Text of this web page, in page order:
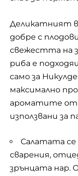
Деликатният
добре с
свежестта на
риба е
само за
максимално
ароматите от
използвани за
Салатата се
сварения,
зрънцата нар.